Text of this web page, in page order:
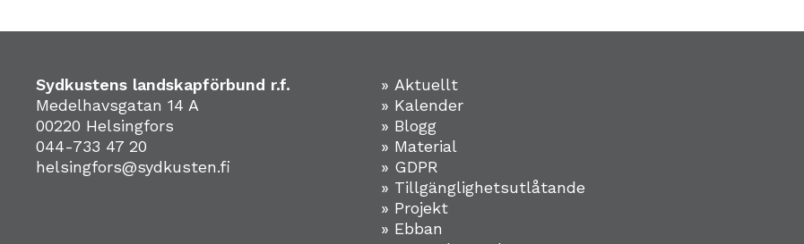
Sydkustens landskapförbund r.f.
Medelhavsgatan 14 A
00220 Helsingfors
044-733 47 20
helsingfors@sydkusten.fi
» Aktuellt
» Kalender
» Blogg
» Material
» GDPR
» Tillgänglighetsutlåtande
» Projekt
» Ebban